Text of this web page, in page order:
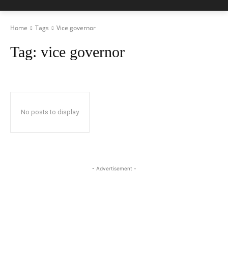
Home Tags Vice governor
Tag: vice governor
No posts to display
- Advertisement -